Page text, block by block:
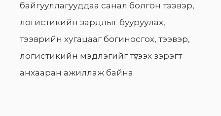
байгууллагууддаа санал болгон тээвэр,
логистикийн зардлыг бууруулах,
тээврийн хугацааг богиносгох, тээвэр,
логистикийн мэдлэгийг түгээх зэрэгт
анхааран ажиллаж байна.